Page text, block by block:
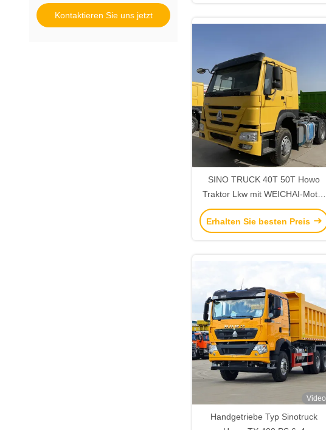
Kontaktieren Sie uns jetzt
SINO TRUCK 40T 50T Howo
Traktor Lkw mit WEICHAI-Motor
300-400L Kraftstoffbehälter
Erhalten Sie besten Preis
Video
Handgetriebe Typ Sinotruck